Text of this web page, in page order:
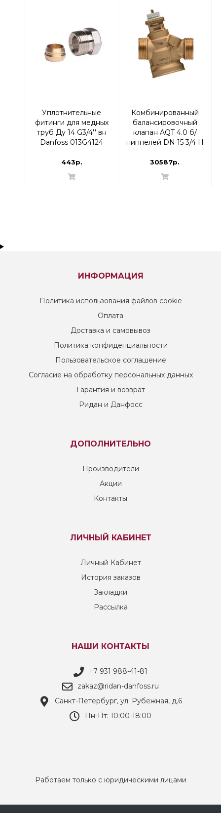
Уплотнительные
фитинги для медных
труб Ду 14 G3/4'' вн
Danfoss 013G4124
443р.
Комбинированный
балансировочный
клапан AQT 4.0 б/
ниппелей DN 15 3/4 Н
30587р.
ИНФОРМАЦИЯ
Политика использования файлов cookie
Оплата
Доставка и самовывоз
Политика конфиденциальности
Пользовательское соглашение
Согласие на обработку персональных данных
Гарантия и возврат
Ридан и Данфосс
ДОПОЛНИТЕЛЬНО
Производители
Акции
Контакты
ЛИЧНЫЙ КАБИНЕТ
Личный Кабинет
История заказов
Закладки
Рассылка
НАШИ КОНТАКТЫ
+7 931 988-41-81
zakaz@ridan-danfoss.ru
Санкт-Петербург, ул. Рубежная, д.6
Пн-Пт: 10:00-18:00
Работаем только с юридическими лицами